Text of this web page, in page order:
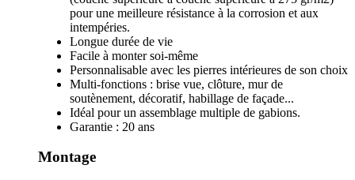
pour une meilleure résistance à la corrosion et aux
intempéries.
Longue durée de vie
Facile à monter soi-même
Personnalisable avec les pierres intérieures de son choix
Multi-fonctions : brise vue, clôture, mur de
soutènement, décoratif, habillage de façade...
Idéal pour un assemblage multiple de gabions.
Garantie : 20 ans
Montage